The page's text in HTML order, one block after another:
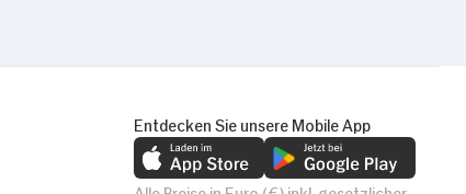
Entdecken Sie unsere Mobile App